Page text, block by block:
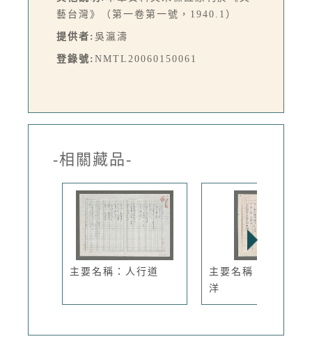
藝台灣》（第一卷第一號，1940.1）
提供者: 吳瀛濤
登錄號: NMTL20060150061
-相關藏品-
主要名稱：人行道
主要名稱：夜眺太平
洋